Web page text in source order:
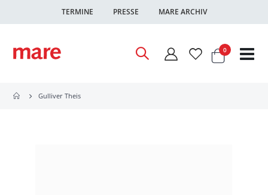
TERMINE PRESSE MARE ARCHIV
Warenkorb
0Artikel
Gulliver Theis